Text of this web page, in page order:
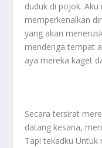
duduk di pojok.
memperkenalkan
yang akan
mendenga tempat
aya mereka kaget
Secara tersirat
datang kesana,
Tapi tekadku Untuk